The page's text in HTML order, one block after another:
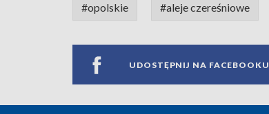
#opolskie #aleje czereśniowe
UDOSTĘPNIJ NA FACEBOOKU